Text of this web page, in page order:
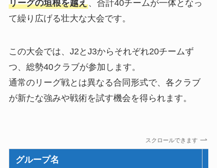
リーグの垣根を越え、合計40チームが一体となっ
て繰り広げる壮大な大会です。
この大会では、J2とJ3からそれぞれ20チームず
つ、総勢40クラブが参加します。
通常のリーグ戦とは異なる合同形式で、各クラブ
が新たな強みや戦術を試す機会を得られます。
スクロールできます
グループ名